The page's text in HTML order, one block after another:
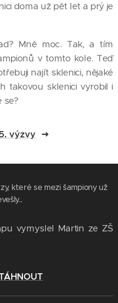
doma už pět let a prý je
Mně moc. Tak, a tím
v tomto kole. Teď
najít sklenici, nějaké
takovou sklenici vyrobil i
se?
výzvy
které se mezi šampiony už
vymyslel Martin ze ZŠ